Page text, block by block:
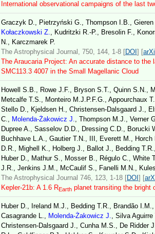
International observational campaigns of the last
Graczyk D., Pietrzyński G., Thompson I.B.,
Kołaczkowski Z., Kudritzki R.-P., Bresolin F.,
N., Karczmarek P.
The Astrophysical Journal, 750, 144, 1-8 [DOI ] [
The Araucaria Project: An accurate distance to the
SMC113.3 4007 in the Small Magellanic Cloud
Howell S.B., Rowe J.F., Bryson S.T., Quinn S.N.,
Metcalfe T.S., Monteiro M.J.P.F.G., Appourchaux
Stello D., Kjeldsen H., Christensen-Dalsgaard J.,
C., Molenda-Żakowicz J., Thompson M.J., Verner
Dupree A., Sasselov D.D., Dressing C.D.,
Buchhave L.A., Gautier T.N., III, Everett M.,
D.R., Mighell K., Holberg J., Ballot J., Bedding
Huber D., Mathur S., Mosser B., Régulo C., White
J.R., Jenkins J.M., McCaulif S., Fanelli M.N.,
The Astrophysical Journal 746, 123, 1-18 [DOI ] [
Kepler-21b: A 1.6 REarthplanet transiting the bright
Huber D., Ireland M.J., Bedding T.R., Brandão
Casagrande L., Molenda-Żakowicz J., Silva
Christensen-Dalsgaard J., Cunha M.S., De Ridder